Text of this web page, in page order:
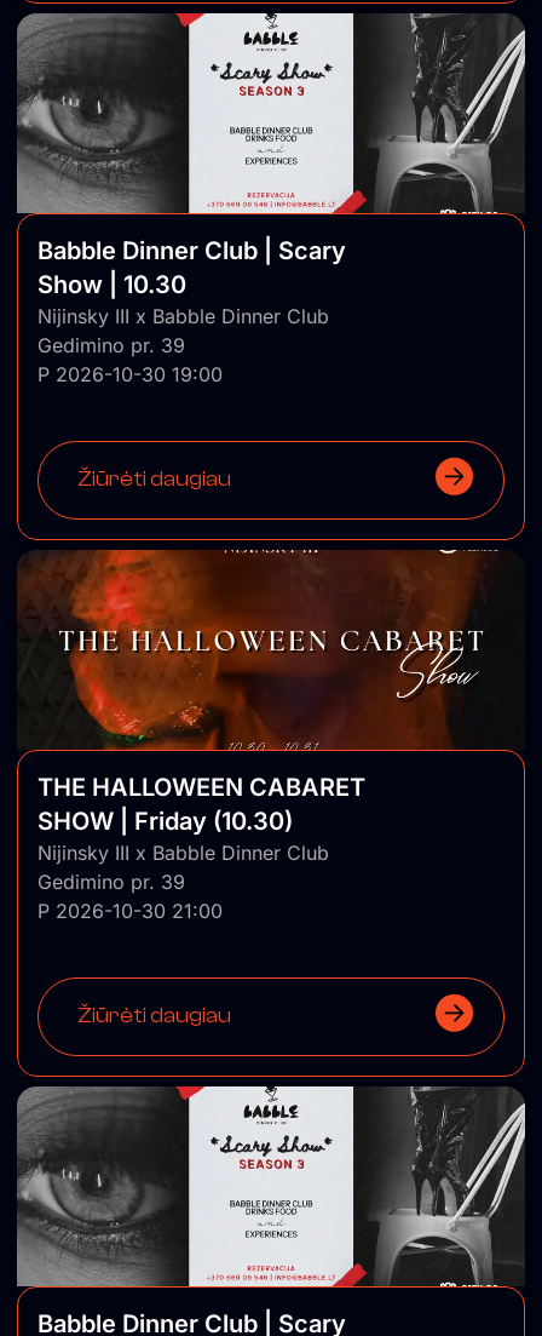
Babble Dinner Club | Scary
Show | 10.30
Nijinsky III x Babble Dinner Club
Gedimino pr. 39
P 2026-10-30 19:00
Žiūrėti daugiau
THE HALLOWEEN CABARET
SHOW | Friday (10.30)
Nijinsky III x Babble Dinner Club
Gedimino pr. 39
P 2026-10-30 21:00
Žiūrėti daugiau
Babble Dinner Club | Scary